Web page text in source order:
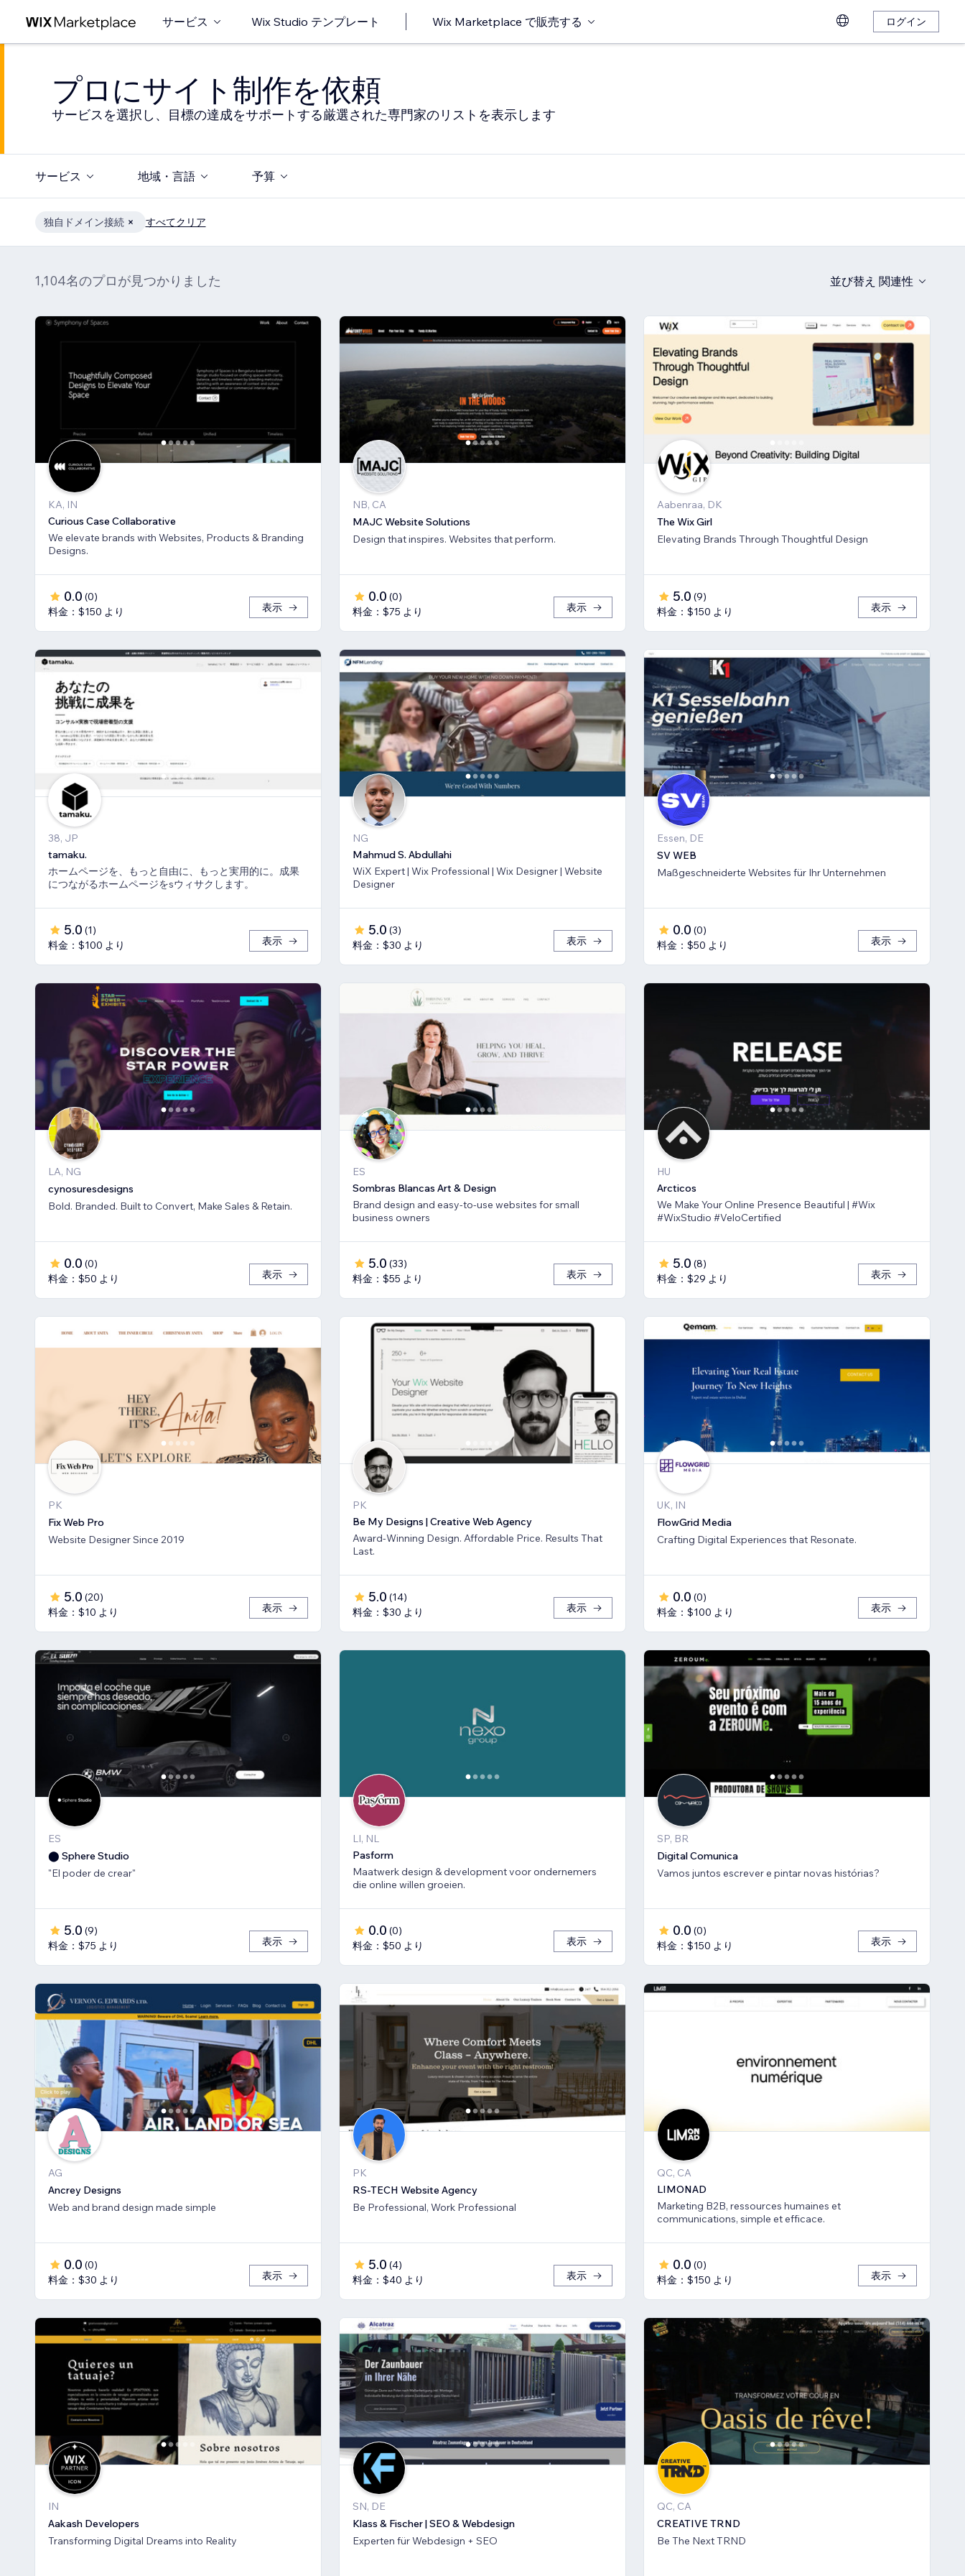
サービス Wix Studio テンプレート Wix Marketplace で販売する ログイン
プロにサイト制作を依頼
サービスを選択し、目標の達成をサポートする厳選された専門家のリストを表示します
サービス 地域・言語 予算
独自ドメイン接続 すべてクリア
1,104名のプロが見つかりました 並び替え 関連性
KA, IN
Curious Case Collaborative
We elevate brands with Websites, Products & Branding
Designs.
0.0 (0)
料金：$150 より
表示
NB, CA
MAJC Website Solutions
Design that inspires. Websites that perform.
0.0 (0)
料金：$75 より
表示
Aabenraa, DK
The Wix Girl
Elevating Brands Through Thoughtful Design
5.0 (9)
料金：$150 より
表示
38, JP
tamaku.
ホームページを、もっと自由に、もっと実用的に。成果
につながるホームページをsウィサクします。
5.0 (1)
料金：$100 より
表示
NG
Mahmud S. Abdullahi
WiX Expert | Wix Professional | Wix Designer | Website
Designer
5.0 (3)
料金：$30 より
表示
Essen, DE
SV WEB
Maßgeschneiderte Websites für Ihr Unternehmen
0.0 (0)
料金：$50 より
表示
LA, NG
cynosuresdesigns
Bold. Branded. Built to Convert, Make Sales & Retain.
0.0 (0)
料金：$50 より
表示
ES
Sombras Blancas Art & Design
Brand design and easy-to-use websites for small
business owners
5.0 (33)
料金：$55 より
表示
HU
Arcticos
We Make Your Online Presence Beautiful | #Wix
#WixStudio #VeloCertified
5.0 (8)
料金：$29 より
表示
PK
Fix Web Pro
Website Designer Since 2019
5.0 (20)
料金：$10 より
表示
PK
Be My Designs | Creative Web Agency
Award-Winning Design. Affordable Price. Results That
Last.
5.0 (14)
料金：$30 より
表示
UK, IN
FlowGrid Media
Crafting Digital Experiences that Resonate.
0.0 (0)
料金：$100 より
表示
ES
⬤ Sphere Studio
"El poder de crear"
5.0 (9)
料金：$75 より
表示
LI, NL
Pasform
Maatwerk design & development voor ondernemers
die online willen groeien.
0.0 (0)
料金：$50 より
表示
SP, BR
Digital Comunica
Vamos juntos escrever e pintar novas histórias?
0.0 (0)
料金：$150 より
表示
AG
Ancrey Designs
Web and brand design made simple
0.0 (0)
料金：$30 より
表示
PK
RS-TECH Website Agency
Be Professional, Work Professional
5.0 (4)
料金：$40 より
表示
QC, CA
LIMONAD
Marketing B2B, ressources humaines et
communications, simple et efficace.
0.0 (0)
料金：$150 より
表示
IN
Aakash Developers
Transforming Digital Dreams into Reality
SN, DE
Klass & Fischer | SEO & Webdesign
Experten für Webdesign + SEO
QC, CA
CREATIVE TRND
Be The Next TRND